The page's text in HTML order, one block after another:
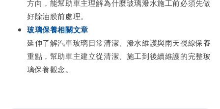
方向，能幫助車主理解為什麼玻璃潑水施工前必須先做
好除油膜前處理。
玻璃保養相關文章
延伸了解汽車玻璃日常清潔、潑水維護與雨天視線保養
重點，幫助車主建立從清潔、施工到後續維護的完整玻
璃保養觀念。